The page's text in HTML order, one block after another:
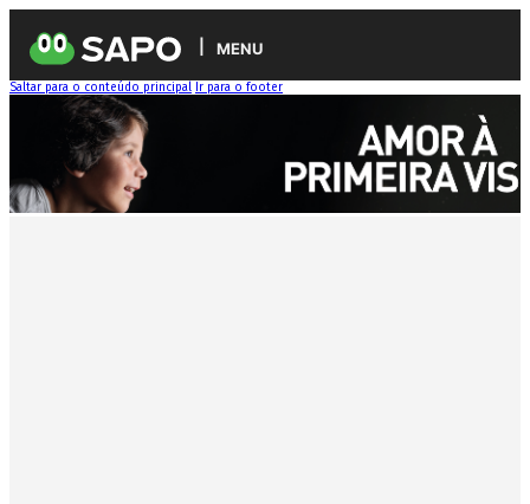
MENU
Saltar para o conteúdo principal Ir para o footer